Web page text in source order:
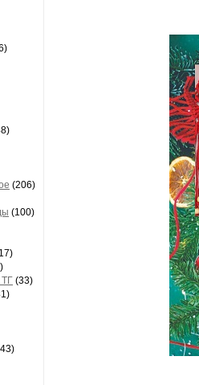
(206)
(100)
(33)